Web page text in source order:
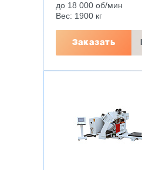
до 18 000 об/мин
Вес: 1900 кг
Заказать